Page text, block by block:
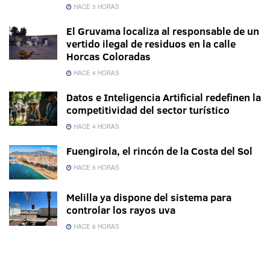
HACE 3 HORAS
El Gruvama localiza al responsable de un
vertido ilegal de residuos en la calle
Horcas Coloradas
HACE 4 HORAS
Datos e Inteligencia Artificial redefinen la
competitividad del sector turístico
HACE 4 HORAS
Fuengirola, el rincón de la Costa del Sol
HACE 6 HORAS
Melilla ya dispone del sistema para
controlar los rayos uva
HACE 6 HORAS